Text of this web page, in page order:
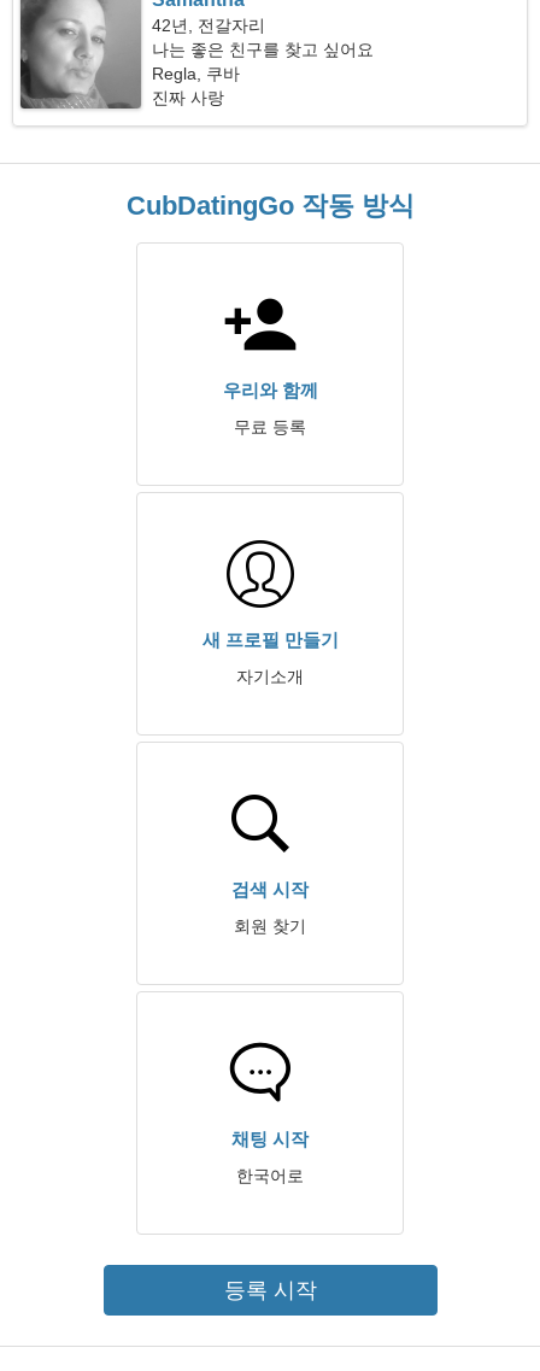
42년, 전갈자리
나는 좋은 친구를 찾고 싶어요
Regla, 쿠바
진짜 사랑
CubDatingGo 작동 방식
우리와 함께
무료 등록
새 프로필 만들기
자기소개
검색 시작
회원 찾기
채팅 시작
한국어로
등록 시작